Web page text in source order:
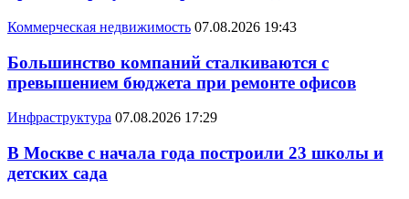
Коммерческая недвижимость 07.08.2026 19:43
Большинство компаний сталкиваются с
превышением бюджета при ремонте офисов
Инфраструктура 07.08.2026 17:29
В Москве с начала года построили 23 школы и
детских сада